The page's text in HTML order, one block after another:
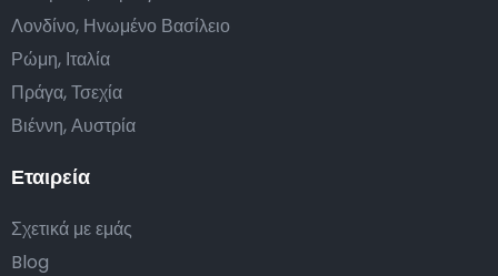
Εταιρεία
Σχετικά με εμάς
Blog
Λονδίνο, Ηνωμένο Βασίλειο
Ρώμη, Ιταλία
Πράγα, Τσεχία
Βιέννη, Αυστρία